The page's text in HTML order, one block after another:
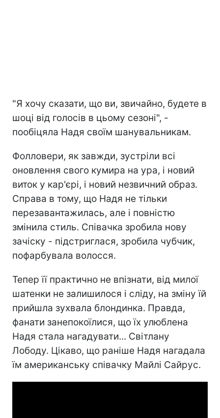
"Я хочу сказати, що ви, звичайно, будете в
шоці від голосів в цьому сезоні", -
пообіцяла Надя своїм шанувальникам.
Фолловери, як завжди, зустріли всі
оновлення свого кумира на ура, і новий
виток у кар'єрі, і новий незвичний образ.
Справа в тому, що Надя не тільки
перезавантажилась, але і повністю
змінила стиль. Співачка зробила нову
зачіску - підстриглася, зробила чубчик,
пофарбувала волосся.
Тепер її практично не впізнати, від милої
шатенки не залишилося і сліду, на зміну їй
прийшла зухвала блондинка. Правда,
фанати занепокоїлися, що їх улюблена
Надя стала нагадувати... Світлану
Лободу. Цікаво, що раніше Надя нагадала
їм американську співачку Майлі Сайрус.